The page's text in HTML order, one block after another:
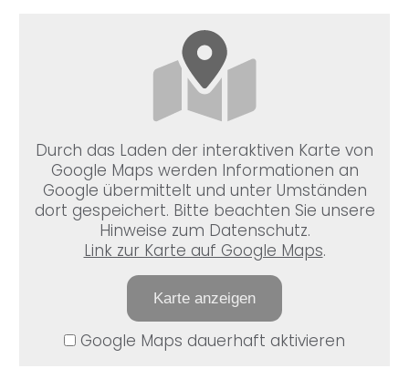
Durch das Laden der interaktiven Karte von
Google Maps werden Informationen an
Google übermittelt und unter Umständen
dort gespeichert. Bitte beachten Sie unsere
Hinweise zum Datenschutz.
Link zur Karte auf Google Maps.
Karte anzeigen
Google Maps dauerhaft aktivieren